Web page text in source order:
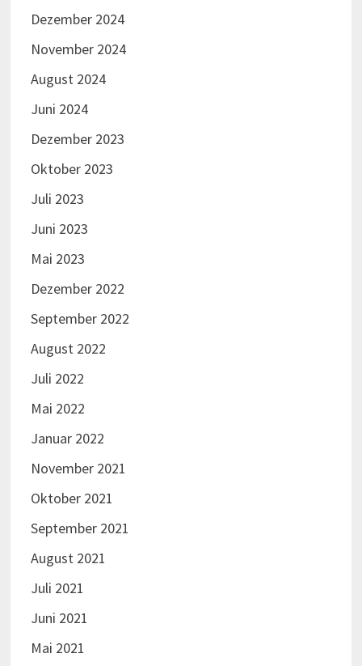
Dezember 2024
November 2024
August 2024
Juni 2024
Dezember 2023
Oktober 2023
Juli 2023
Juni 2023
Mai 2023
Dezember 2022
September 2022
August 2022
Juli 2022
Mai 2022
Januar 2022
November 2021
Oktober 2021
September 2021
August 2021
Juli 2021
Juni 2021
Mai 2021